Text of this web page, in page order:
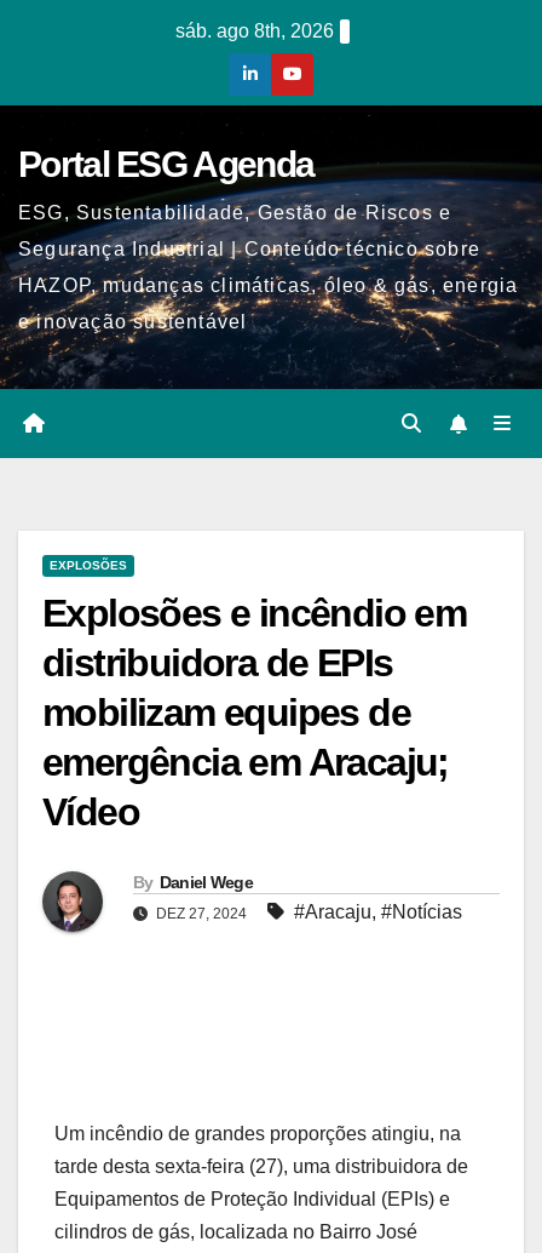
sáb. ago 8th, 2026
Portal ESG Agenda
ESG, Sustentabilidade, Gestão de Riscos e
Segurança Industrial | Conteúdo técnico sobre
HAZOP, mudanças climáticas, óleo & gás, energia
e inovação sustentável
EXPLOSÕES
Explosões e incêndio em
distribuidora de EPIs
mobilizam equipes de
emergência em Aracaju;
Vídeo
By Daniel Wege
DEZ 27, 2024 #Aracaju, #Notícias
Um incêndio de grandes proporções atingiu, na
tarde desta sexta-feira (27), uma distribuidora de
Equipamentos de Proteção Individual (EPIs) e
cilindros de gás, localizada no Bairro José